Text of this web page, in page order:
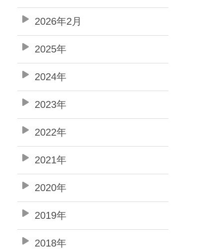
2026年2月
2025年
2024年
2023年
2022年
2021年
2020年
2019年
2018年